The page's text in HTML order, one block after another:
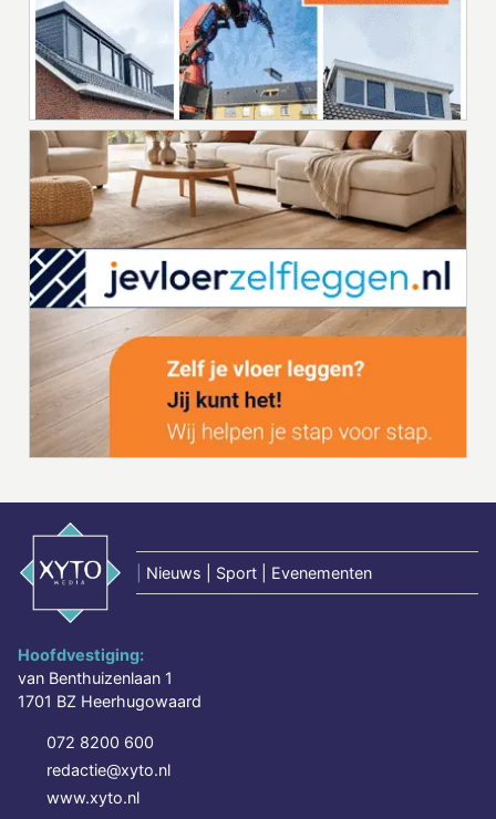
Nieuws | Sport | Evenementen
Hoofdvestiging:
van Benthuizenlaan 1
1701 BZ Heerhugowaard
072 8200 600
redactie@xyto.nl
www.xyto.nl